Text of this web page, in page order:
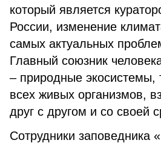
который является
России, изменение
самых актуальных
Главный союзник
– природные экосистемы,
всех живых организмов,
друг с другом и со своей
Сотрудники заповедника